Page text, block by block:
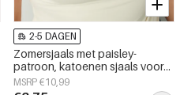
2-5 DAGEN
Zomersjaals met paisley-
patroon, katoenen sjaals voor
dagelijks gebruik.
MSRP €10,99